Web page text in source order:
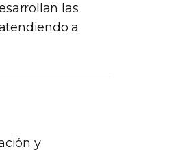
las
a
y